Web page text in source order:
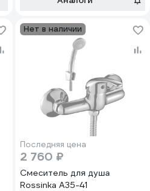
Нет в наличии
Последняя цена
2 760 ₽
Смеситель для душа
Rossinka A35-41